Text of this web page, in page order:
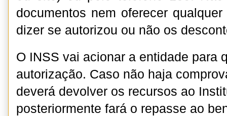
documentos nem oferecer
dizer se autorizou ou não os
O INSS vai acionar a entidade para
autorização. Caso não haja
deverá devolver os recursos ao
posteriormente fará o repasse ao